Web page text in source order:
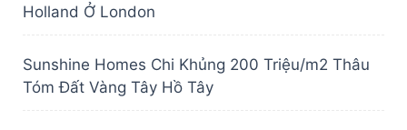
Holland Ở London
Sunshine Homes Chi Khủng 200 Triệu/m2 Thâu
Tóm Đất Vàng Tây Hồ Tây